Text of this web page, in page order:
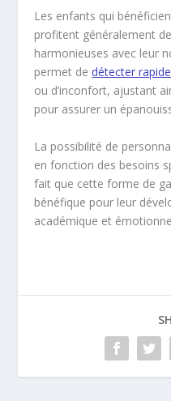
Les enfants qui
profitent généralement
harmonieuses avec leur
permet de détecter
ou d’inconfort, ajustant
pour assurer un
La possibilité de
en fonction des besoins
fait que cette forme de
bénéfique pour leur
académique et